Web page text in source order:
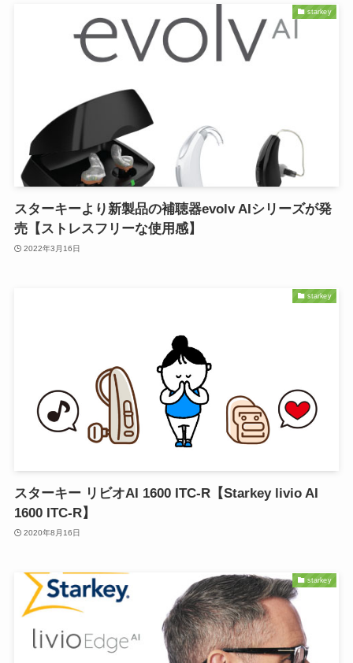
starkey
スターキーより新製品の補聴器evolv AIシリーズが発
売【ストレスフリーな使用感】
2022年3月16日
starkey
スターキー リビオAI 1600 ITC-R【Starkey livio AI
1600 ITC-R】
2020年8月16日
starkey